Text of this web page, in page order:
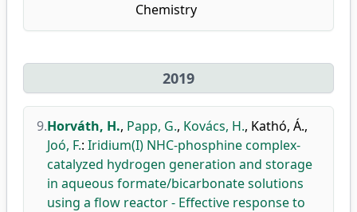
Chemistry
2019
9.Horváth, H., Papp, G., Kovács, H., Kathó, Á.,
Joó, F.: Iridium(I) NHC-phosphine complex-
catalyzed hydrogen generation and storage
in aqueous formate/bicarbonate solutions
using a flow reactor - Effective response to